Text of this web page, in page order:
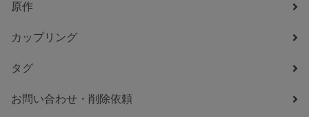
原作
カップリング
タグ
お問い合わせ・削除依頼